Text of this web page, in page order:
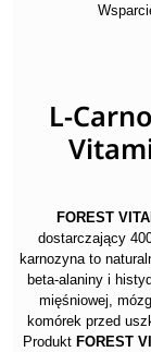
L-
FOREST
dostarczający
karnozyna to
beta-alaniny i
mięśniowej,
komórek przed
Produkt FOREST